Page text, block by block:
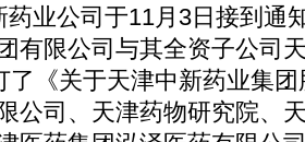
公司于11月3日接到通
有限公司与其全资子公司
了《关于天津中新药业集
公司、天津药物研究院、